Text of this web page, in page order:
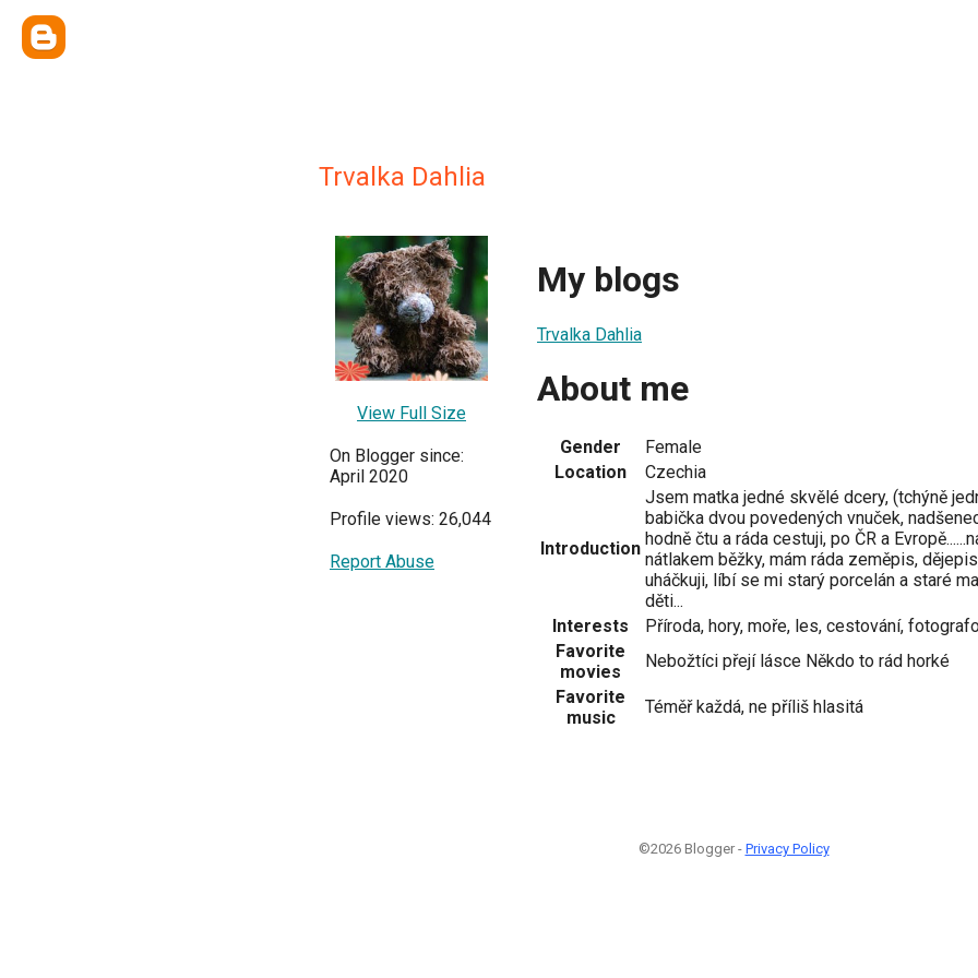
Trvalka Dahlia
View Full Size
On Blogger since:
April 2020
Profile views: 26,044
Report Abuse
My blogs
Trvalka Dahlia
About me
Gender
Female
Location
Czechia
Introduction
Jsem matka jedné skvělé dcery, (tchýně
babička dvou povedených vnuček,
hodně čtu a ráda cestuji, po ČR a
nátlakem běžky, mám ráda zeměpis,
uháčkuji, líbí se mi starý porcelán a staré
děti...
Interests
Příroda, hory, moře, les, cestování,
Favorite
movies
Nebožtíci přejí lásce Někdo to rád horké
Favorite
music
Téměř každá, ne příliš hlasitá
©2026 Blogger - Privacy Policy